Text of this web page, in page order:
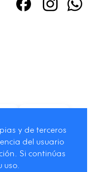
y de terceros
del usuario
Si continúas
uso.